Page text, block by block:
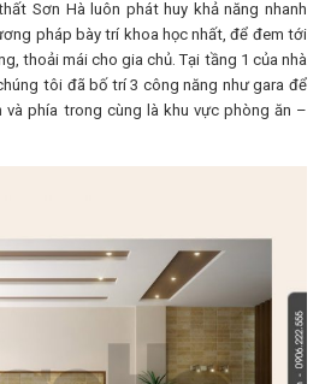
Sơn Hà luôn phát huy khả năng nhanh
pháp bày trí khoa học nhất, để đem tới
thoải mái cho gia chủ. Tại tầng 1 của nhà
tôi đã bố trí 3 công năng như gara để
và phía trong cùng là khu vực phòng ăn –